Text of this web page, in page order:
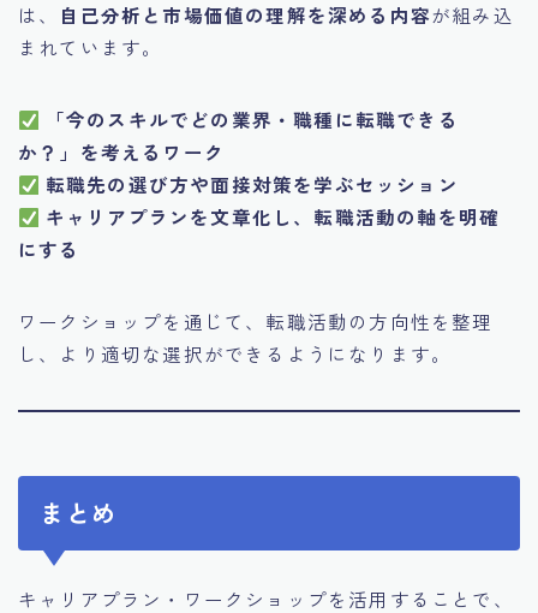
は、
自己分析と市場価値の理解を深める内容が組み込
まれています。
「今のスキルでどの業界・職種に転職できる
か？」を考えるワーク
転職先の選び方や面接対策を学ぶセッション
キャリアプランを文章化し、転職活動の軸を明確
にする
ワークショップを通じて、転職活動の方向性を整理
し、より適切な選択ができるようになります。
まとめ
キャリアプラン・ワークショップを活用することで、